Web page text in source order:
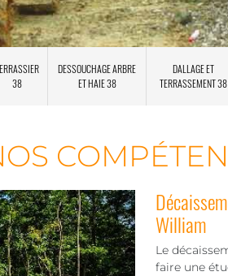
38
DESSOUCHAGE ARBRE
ET HAIE 38
DALLAGE ET
TERRASSEMENT 38
William
Le
faire une